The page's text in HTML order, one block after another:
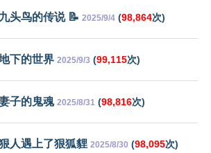
头鸟的传说 📝 2025/9/4 (98,864次)
下的世界 2025/9/3 (99,115次)
子的鬼魂 2025/8/31 (98,816次)
人遇上了狠狐貍 2025/8/30 (98,095次)